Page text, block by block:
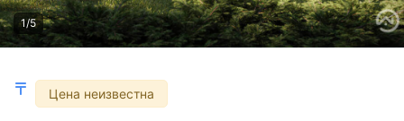
1/5
Цена неизвестна